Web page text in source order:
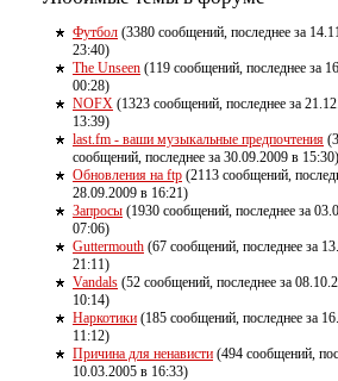
Футбол (3380 сообщений, последнее за
23:40)
The Unseen (119 сообщений, последнее за
00:28)
NOFX (1323 сообщений, последнее за
13:39)
last.fm - ваши музыкальные предпочтения
сообщений, последнее за 30.09.2009 в 15:30)
Обновления на ftp (2113 сообщений,
28.09.2009 в 16:21)
Запросы (1930 сообщений, последнее за
07:06)
Guttermouth (67 сообщений, последнее за
21:11)
Vandals (52 сообщений, последнее за
10:14)
Наркотики (185 сообщений, последнее за
11:12)
Причина для ненависти (494 сообщений,
10.03.2005 в 16:33)